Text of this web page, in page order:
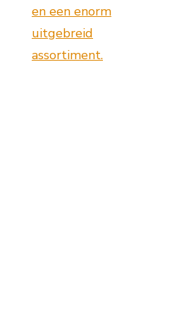
en een enorm
uitgebreid
assortiment.